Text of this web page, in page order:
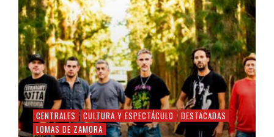
CENTRALES CULTURA Y ESPECTÁCULO
DESTACADAS
LOMAS DE ZAMORA